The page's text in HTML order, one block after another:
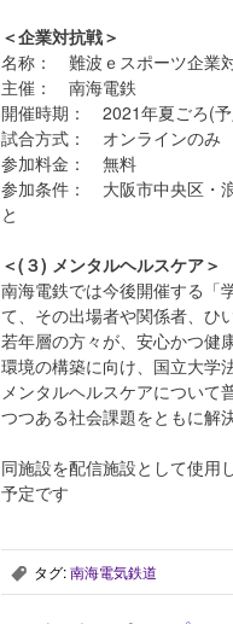
＜企業対抗戦＞
名称： 難波ｅスポーツ企業
主催： 南海電鉄
開催時期： 2021年夏ごろ(
試合方式： オンラインのみ
参加料金： 無料
参加条件： 大阪市中央区・
と
＜(３) メンタルヘルスケア＞
南海電鉄では今後開催する「
て、その出場者や関係者、ひ
若年層の方々が、安心かつ健
環境の構築に向け、国立大学
メンタルヘルスケアについて
つつある社会課題をともに解
同施設を配信施設として使用
予定です
, タグ:南海電気鉄道